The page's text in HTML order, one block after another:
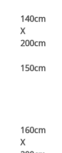
140cm
X
200cm
150cm
160cm
X